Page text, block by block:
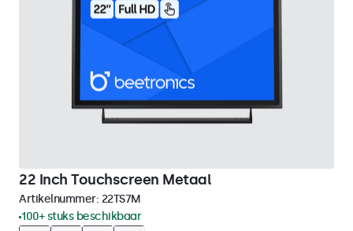
22 Inch Touchscreen Metaal
Artikelnummer: 22TS7M
100+ stuks beschikbaar